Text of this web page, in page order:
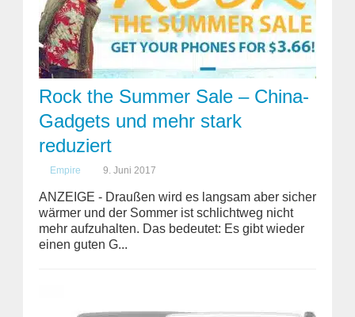
Rock the Summer Sale – China-
Gadgets und mehr stark
reduziert
Empire 9. Juni 2017
ANZEIGE - Draußen wird es langsam aber sicher
wärmer und der Sommer ist schlichtweg nicht
mehr aufzuhalten. Das bedeutet: Es gibt wieder
einen guten G...